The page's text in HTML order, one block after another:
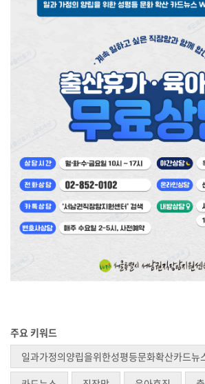
주요 키워드
일과가정의양립을위한성평등문화확산카드뉴